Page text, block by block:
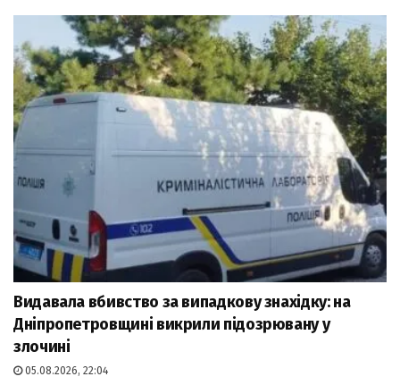
Видавала вбивство за випадкову знахідку: на
Дніпропетровщині викрили підозрювану у
злочині
05.08.2026, 22:04